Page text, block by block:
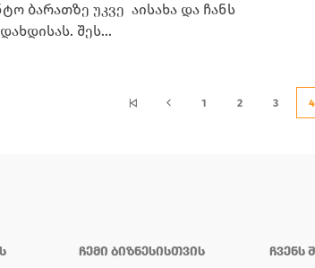
ბარათზე უკვე აისახა და ჩანს
შეს...
1 2 3 4
ᲩᲔᲛᲘ ᲑᲘᲖᲜᲔᲡᲘᲡᲗᲕᲘᲡ ᲩᲕᲔᲜᲡ